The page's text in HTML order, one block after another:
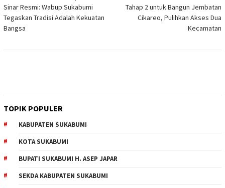
Sinar Resmi: Wabup Sukabumi
Tegaskan Tradisi Adalah Kekuatan
Bangsa
Tahap 2 untuk Bangun Jembatan
Cikareo, Pulihkan Akses Dua
Kecamatan
TOPIK POPULER
KABUPATEN SUKABUMI
KOTA SUKABUMI
BUPATI SUKABUMI H. ASEP JAPAR
SEKDA KABUPATEN SUKABUMI